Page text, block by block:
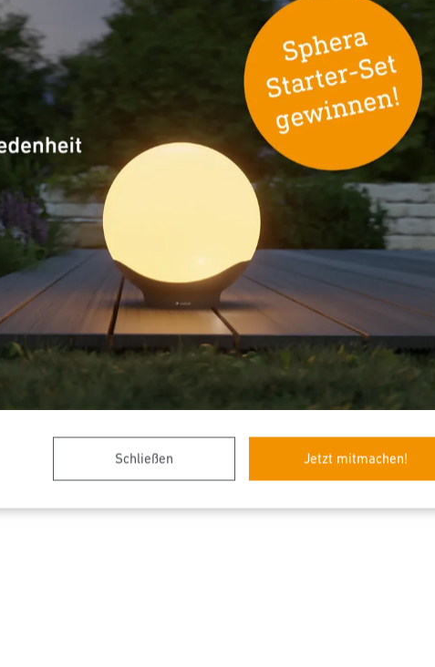
Schließen Jetzt mitmachen!
Präsenzmelder - Professional Line
Dual US IR
Präsenzschalter - Professional Line
HF 180 True